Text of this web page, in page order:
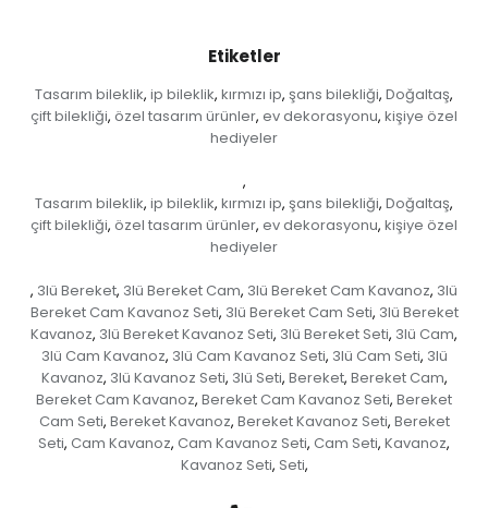
Etiketler
Tasarım bileklik, ip bileklik, kırmızı ip, şans bilekliği, Doğaltaş,
çift bilekliği, özel tasarım ürünler, ev dekorasyonu, kişiye özel
hediyeler
,
Tasarım bileklik, ip bileklik, kırmızı ip, şans bilekliği, Doğaltaş,
çift bilekliği, özel tasarım ürünler, ev dekorasyonu, kişiye özel
hediyeler
, 3lü Bereket, 3lü Bereket Cam, 3lü Bereket Cam Kavanoz, 3lü
Bereket Cam Kavanoz Seti, 3lü Bereket Cam Seti, 3lü Bereket
Kavanoz, 3lü Bereket Kavanoz Seti, 3lü Bereket Seti, 3lü Cam,
3lü Cam Kavanoz, 3lü Cam Kavanoz Seti, 3lü Cam Seti, 3lü
Kavanoz, 3lü Kavanoz Seti, 3lü Seti, Bereket, Bereket Cam,
Bereket Cam Kavanoz, Bereket Cam Kavanoz Seti, Bereket
Cam Seti, Bereket Kavanoz, Bereket Kavanoz Seti, Bereket
Seti, Cam Kavanoz, Cam Kavanoz Seti, Cam Seti, Kavanoz,
Kavanoz Seti, Seti,